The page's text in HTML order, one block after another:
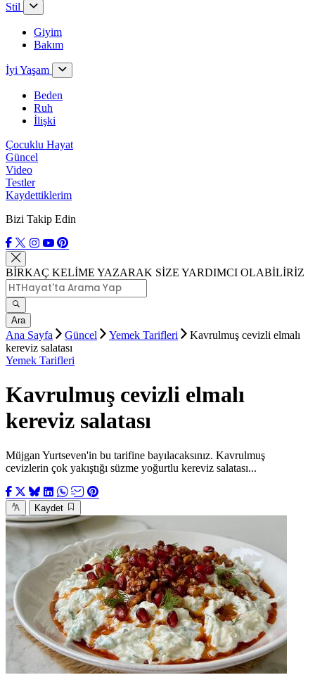
Stil
Giyim
Bakım
İyi Yaşam
Beden
Ruh
İlişki
Çocuklu Hayat
Güncel
Video
Testler
Kaydettiklerim
Bizi Takip Edin
BİRKAÇ KELİME YAZARAK SİZE YARDIMCI OLABİLİRİZ
Ara
Ana Sayfa Güncel Yemek Tarifleri
Kavrulmuş cevizli elmalı
kereviz salatası
Yemek Tarifleri
Kavrulmuş cevizli elmalı
kereviz salatası
Müjgan Yurtseven'in bu tarifine bayılacaksınız. Kavrulmuş
cevizlerin çok yakıştığı süzme yoğurtlu kereviz salatası...
Kaydet